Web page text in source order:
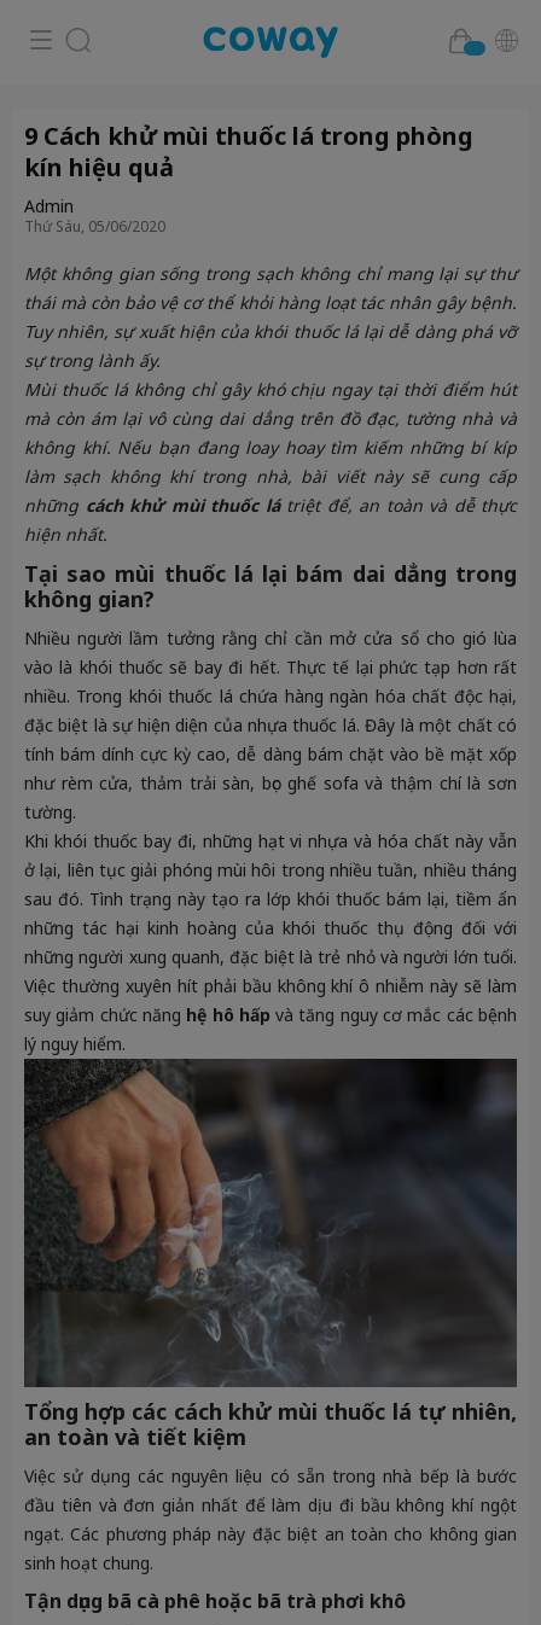
9 Cách khử mùi thuốc lá trong phòng
kín hiệu quả
Admin
Thứ Sáu, 05/06/2020
Một không gian sống trong sạch không chỉ mang lại sự thư
thái mà còn bảo vệ cơ thể khỏi hàng loạt tác nhân gây bệnh.
Tuy nhiên, sự xuất hiện của khói thuốc lá lại dễ dàng phá vỡ
sự trong lành ấy.
Mùi thuốc lá không chỉ gây khó chịu ngay tại thời điểm hút
mà còn ám lại vô cùng dai dẳng trên đồ đạc, tường nhà và
không khí. Nếu bạn đang loay hoay tìm kiếm những bí kíp
làm sạch không khí trong nhà, bài viết này sẽ cung cấp
những cách khử mùi thuốc látriệt để, an toàn và dễ thực
hiện nhất.
Tại sao mùi thuốc lá lại bám dai dẳng trong
không gian?
Nhiều người lầm tưởng rằng chỉ cần mở cửa sổ cho gió lùa
vào là khói thuốc sẽ bay đi hết. Thực tế lại phức tạp hơn rất
nhiều. Trong khói thuốc lá chứa hàng ngàn hóa chất độc hại,
đặc biệt là sự hiện diện của nhựa thuốc lá. Đây là một chất có
tính bám dính cực kỳ cao, dễ dàng bám chặt vào bề mặt xốp
như rèm cửa, thảm trải sàn, bọc ghế sofa và thậm chí là sơn
tường.
Khi khói thuốc bay đi, những hạt vi nhựa và hóa chất này vẫn
ở lại, liên tục giải phóng mùi hôi trong nhiều tuần, nhiều tháng
sau đó. Tình trạng này tạo ra lớp khói thuốc bám lại, tiềm ẩn
những tác hại kinh hoàng của khói thuốc thụ động đối với
những người xung quanh, đặc biệt là trẻ nhỏ và người lớn tuổi.
Việc thường xuyên hít phải bầu không khí ô nhiễm này sẽ làm
suy giảm chức năng hệ hô hấp và tăng nguy cơ mắc các bệnh
lý nguy hiểm.
Tổng hợp các cách khử mùi thuốc lá tự nhiên,
an toàn và tiết kiệm
Việc sử dụng các nguyên liệu có sẵn trong nhà bếp là bước
đầu tiên và đơn giản nhất để làm dịu đi bầu không khí ngột
ngạt. Các phương pháp này đặc biệt an toàn cho không gian
sinh hoạt chung.
Tận dụng bã cà phê hoặc bã trà phơi khô